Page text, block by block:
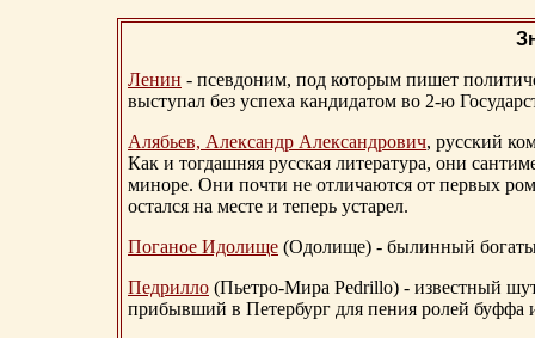
Ленин - псевдоним, под которым пишет
выступал без успеха кандидатом во 2-ю
Алябьев, Александр Александрович, русский
Как и тогдашняя русская литература, они
миноре. Они почти не отличаются от первых
остался на месте и теперь устарел.
Поганое Идолище (Одолище) - былинный
Педрилло (Пьетро-Мира Pedrillo) - известный
прибывший в Петербург для пения ролей буффа